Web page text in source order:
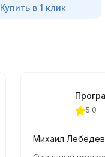
Купить в 1 клик
5.0
Михаил Лебедев